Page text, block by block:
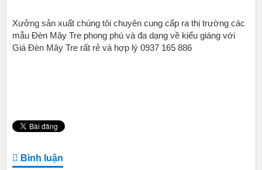
Xưởng sản xuất chúng tôi chuyên cung cấp ra thị trường các
mẫu Đèn Mây Tre phong phú và đa dạng về kiểu giáng với
Giá Đèn Mây Tre rất rẻ và hợp lý 0937 165 886
Bình luận